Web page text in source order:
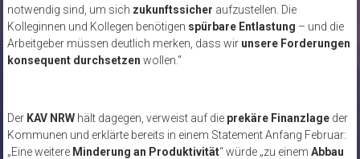
notwendig sind, um sich zukunftssicher aufzustellen. Die
Kolleginnen und Kollegen benötigen spürbare Entlastung – und die
Arbeitgeber müssen deutlich merken, dass wir unsere Forderungen
konsequent durchsetzen wollen.“
Der KAV NRWhält dagegen, verweist auf die prekäre Finanzlageder
Kommunen und erklärte bereits in einem Statement Anfang Februar:
„Eine weitere Minderung an Produktivität“ würde „zu einem Abbau